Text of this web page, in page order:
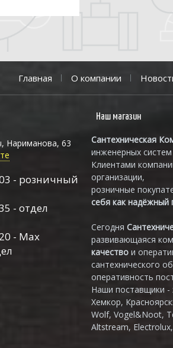
Главная О компании
Нариманова, 63
- розничный
- отдел
- Max
Наш магазин
Сантехническая
инженерных
Клиентами
организации,
розничные
себя как надёжный
Сегодня
развивающаяся
качество и
сантехнического
оперативность
Наши поставщики -
Хемкор,
Wolf, Vogel&Noot,
Altstream,